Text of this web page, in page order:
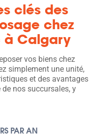
clés des
chez
à Calgary
vos biens chez
simplement une unité,
et des avantages
nos succursales, y
PAR AN